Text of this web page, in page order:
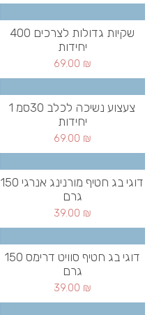
שקיות גדולות לצרכים 400
יחידות
69.00 ₪
צעצוע נשיכה לכלב 30סמ 1
יחידות
69.00 ₪
דוגי בג חטיף מורנינג אנרגי 150
גרם
39.00 ₪
דוגי בג חטיף סוויט דרימס 150
גרם
39.00 ₪